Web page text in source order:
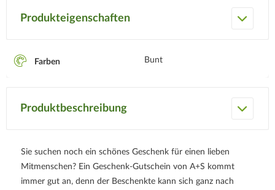
Produkteigenschaften
Farben Bunt
Produktbeschreibung
Sie suchen noch ein schönes Geschenk für einen lieben
Mitmenschen? Ein Geschenk-Gutschein von A+S kommt
immer gut an, denn der Beschenkte kann sich ganz nach